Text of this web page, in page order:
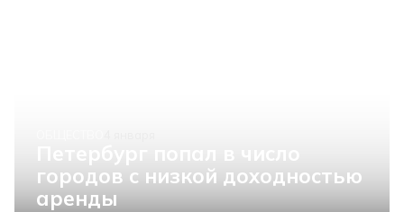
городов с низкой доходностью
аренды